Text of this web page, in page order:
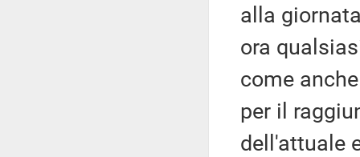
alla
ora
come
per il
dell'attuale